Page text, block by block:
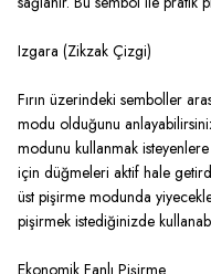
Izgara (Zikzak Çizgi)
Fırın üzerindeki semboller
modu olduğunu
modunu kullanmak
için düğmeleri aktif hale
üst pişirme modunda
pişirmek istediğinizde
Ekonomik Fanlı Pişirme